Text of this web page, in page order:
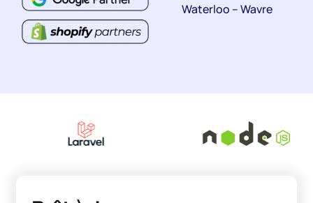
Waterloo –Wavre